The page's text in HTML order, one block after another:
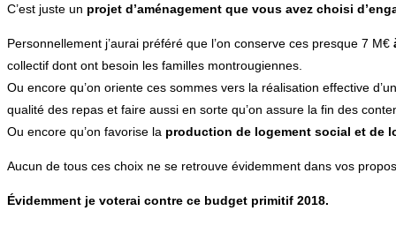
C’est juste un projet d’aménagement que vous avez choisi
Personnellement j’aurai préféré que l’on conserve ces presque 7 M€
collectif dont ont besoin les familles montrougiennes.
Ou encore qu’on oriente ces sommes vers la réalisation effective
qualité des repas et faire aussi en sorte qu’on assure la fin des
Ou encore qu’on favorise la production de logement social et de
Aucun de tous ces choix ne se retrouve évidemment dans vos
Évidemment je voterai contre ce budget primitif 2018.